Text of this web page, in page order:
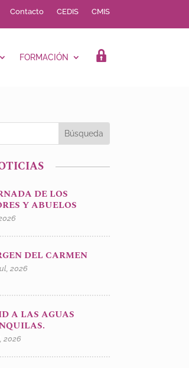
Contacto CEDIS CMIS
FORMACIÓN LOGIN
DE LOS
Y ABUELOS
DEL CARMEN
2026
A LAS AGUAS
2026